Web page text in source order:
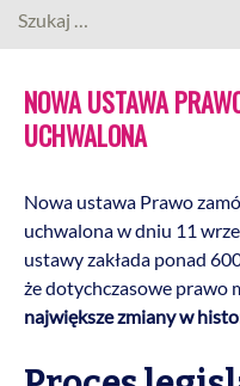
NOWA USTAWA
UCHWALONA
Nowa ustawa Prawo
uchwalona w dniu 11
ustawy zakłada ponad
że dotychczasowe prawo
największe zmiany w